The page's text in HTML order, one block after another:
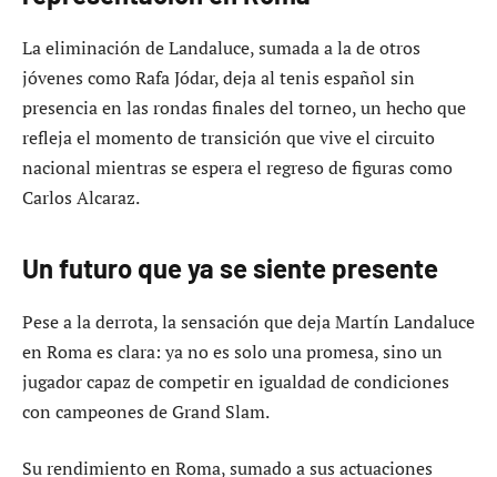
La eliminación de Landaluce, sumada a la de otros
jóvenes como Rafa Jódar, deja al tenis español sin
presencia en las rondas finales del torneo, un hecho que
refleja el momento de transición que vive el circuito
nacional mientras se espera el regreso de figuras como
Carlos Alcaraz.
Un futuro que ya se siente presente
Pese a la derrota, la sensación que deja Martín Landaluce
en Roma es clara: ya no es solo una promesa, sino un
jugador capaz de competir en igualdad de condiciones
con campeones de Grand Slam.
Su rendimiento en Roma, sumado a sus actuaciones